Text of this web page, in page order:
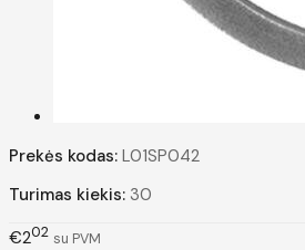
Prekės kodas: L01SP042
Turimas kiekis: 30
€202 su PVM